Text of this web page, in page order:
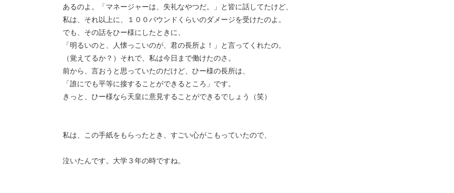
あるのよ。「マネージャーは、失礼なやつだ。」と皆に話してたけど、
私は、それ以上に、１００パウンドくらいのダメージを受けたのよ。
でも、その話をひー様にしたときに、
「明るいのと、人懐っこいのが、君の長所よ！」と言ってくれたの。
（覚えてるか？）それで、私は今日まで働けたのさ。
前から、言おうと思っていたのだけど、ひー様の長所は、
「誰にでも平等に接することができるところ」です。
きっと、ひー様なら天皇に意見することができるでしょう（笑）
私は、この手紙をもらったとき、すごい心がこもっていたので、
泣いたんです。大学３年の時ですね。